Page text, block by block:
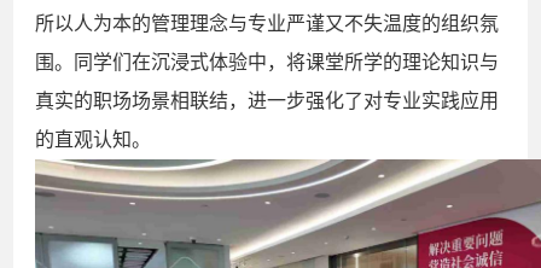
所以人为本的管理理念与专业严谨又不失温度的组织氛
围。同学们在沉浸式体验中，将课堂所学的理论知识与
真实的职场场景相联结，进一步强化了对专业实践应用
的直观认知。